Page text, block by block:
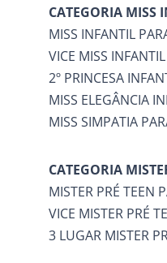
CATEGORIA MISS
MISS INFANTIL
VICE MISS
2º PRINCESA
MISS ELEGÂNCIA
MISS SIMPATIA
CATEGORIA
MISTER PRÉ TEEN
VICE MISTER PRÉ
3 LUGAR MISTER